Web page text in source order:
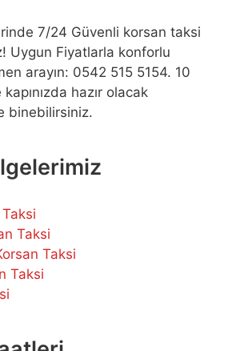
7/24 Güvenli korsan taksi
Uygun Fiyatlarla konforlu
arayın: 0542 515 5154. 10
hazır olacak
binebilirsiniz.
Taksi
Taksi
Taksi